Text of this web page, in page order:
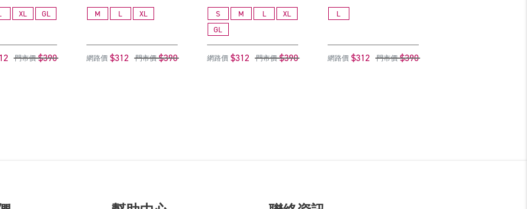
XL GL
門市價 $390
M L XL
網路價 $312 門市價 $390
S M L
XL
GL
網路價 $312 門市價 $390
L
網路價 $312 門市價 $390